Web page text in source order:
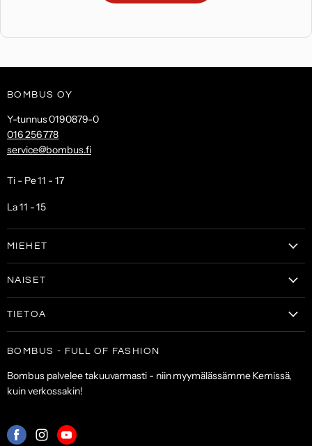
BOMBUS OY
Y-tunnus 0190879-0
016 256 778
service@bombus.fi
Ti - Pe 11 - 17
La 11 - 15
MIEHET
Laukut & lompakot
Asusteet
ALE
NAISET
Laukut & lompakot
TIETOA
Toimitus- ja maksuehdot
Palveluehdot
BOMBUS - FULL OF FASHION
Bombus palvelee takuuvarmasti - niin myymälässämme Kemissä,
kuin verkossakin!
Mistä
MistäMistä